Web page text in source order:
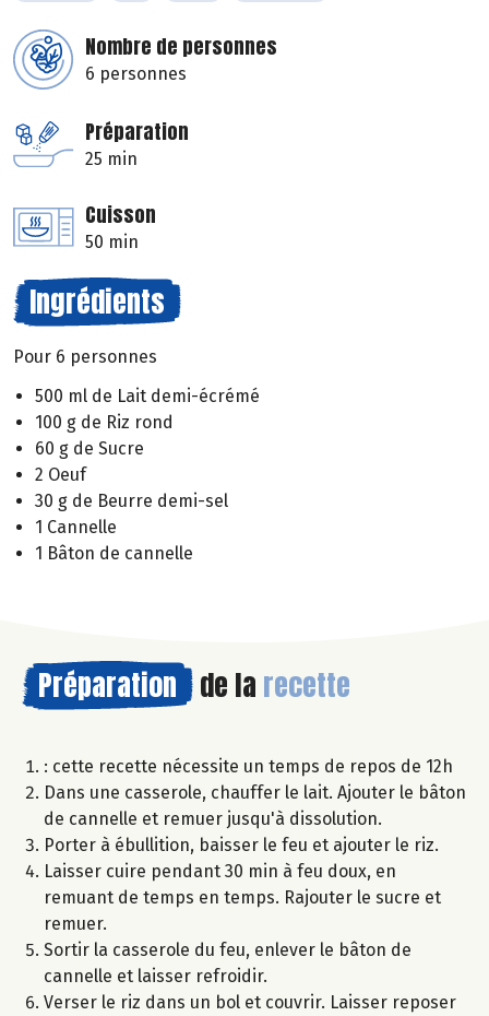
Nombre de personnes
6 personnes
Préparation
25 min
Cuisson
50 min
Ingrédients
Pour 6 personnes
500 ml de Lait demi-écrémé
100 g de Riz rond
60 g de Sucre
2 Oeuf
30 g de Beurre demi-sel
1 Cannelle
1 Bâton de cannelle
Préparation de la recette
: cette recette nécessite un temps de repos de 12h
Dans une casserole, chauffer le lait. Ajouter le bâton
de cannelle et remuer jusqu'à dissolution.
Porter à ébullition, baisser le feu et ajouter le riz.
Laisser cuire pendant 30 min à feu doux, en
remuant de temps en temps. Rajouter le sucre et
remuer.
Sortir la casserole du feu, enlever le bâton de
cannelle et laisser refroidir.
Verser le riz dans un bol et couvrir. Laisser reposer